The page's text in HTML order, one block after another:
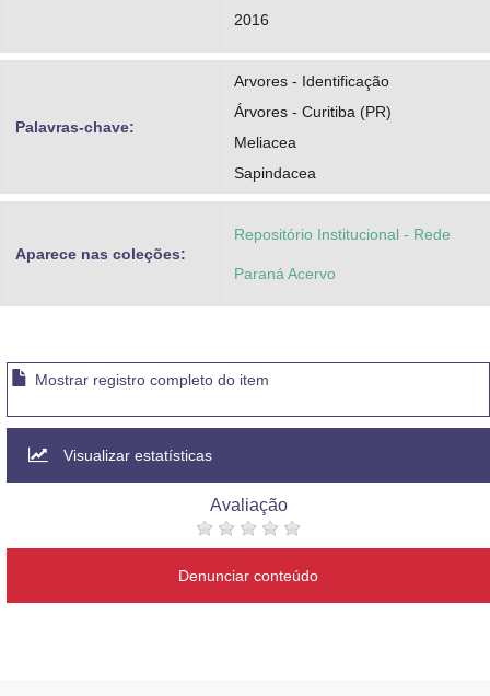
2016
Palavras-chave:
Arvores - Identificação
Árvores - Curitiba (PR)
Meliacea
Sapindacea
Aparece nas coleções:
Repositório Institucional - Rede
Paraná Acervo
Mostrar registro completo do item
Visualizar estatísticas
Avaliação
Denunciar conteúdo